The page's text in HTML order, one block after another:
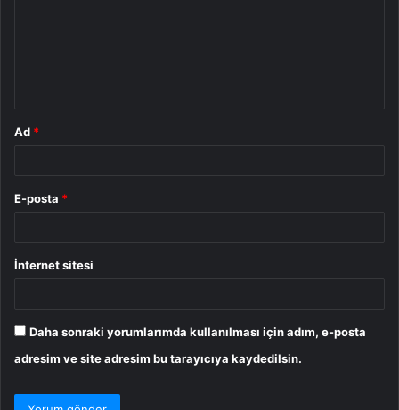
Ad *
E-posta *
İnternet sitesi
Daha sonraki yorumlarımda kullanılması için adım, e-posta
adresim ve site adresim bu tarayıcıya kaydedilsin.